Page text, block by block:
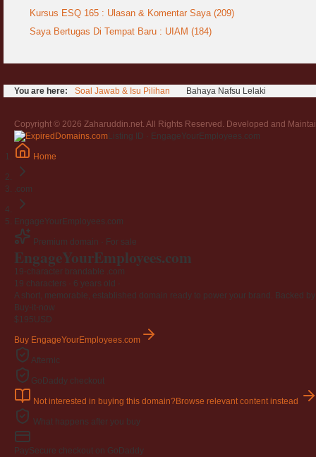
Kursus ESQ 165 : Ulasan & Komentar Saya (209)
Saya Bertugas Di Tempat Baru : UIAM (184)
You are here: Soal Jawab & Isu Pilihan Bahaya Nafsu Lelaki
Copyright © 2026 Zaharuddin.net. All Rights Reserved. Developed and
Listing ID · EngageYourEmployees.com
Home
.com
EngageYourEmployees.com
Premium domain · For sale
EngageYourEmployees.com
19-character brandable .com
19 characters · 6 years old
A short, memorable, established domain ready to power your brand. Backed
Buy-it-now
$195USD
Buy EngageYourEmployees.com
Afternic
GoDaddy checkout
Not interested in buying this domain?Browse relevant content instead
What happens after you buy
PaySecure checkout on GoDaddy